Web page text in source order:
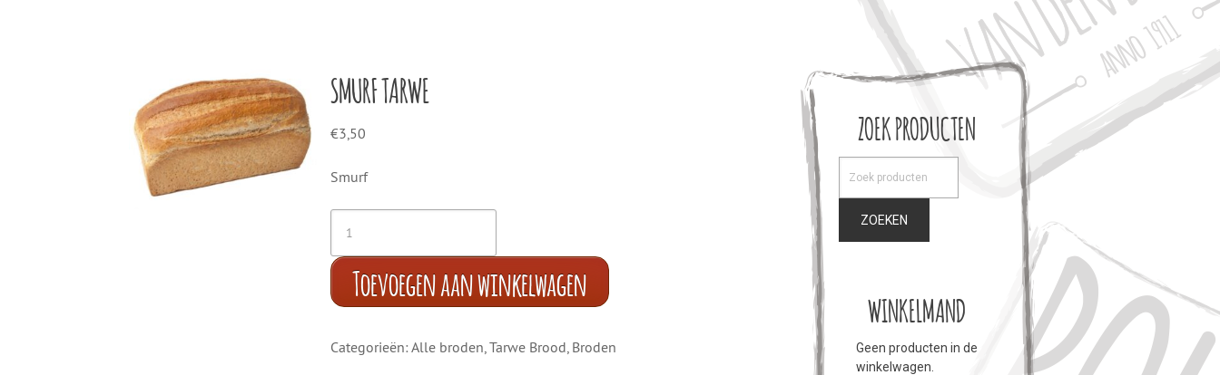
SMURF TARWE
€3,50
Smurf
Toevoegen aan winkelwagen
Categorieën:Alle broden,Tarwe Brood, Broden
ZOEK PRODUCTEN
ZOEKEN
WINKELMAND
Geen producten in de
winkelwagen.